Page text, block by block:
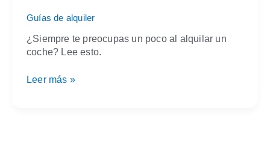
Guías de alquiler
¿Siempre te preocupas un poco al alquilar un
coche? Lee esto.
autocaravana
Leer más »